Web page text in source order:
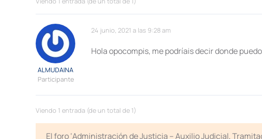
24 junio, 2021 a las 9:28 am
ALMUDAINA
Participante
Hola opocompis, me podríais decir donde
Viendo 1 entrada (de un total de 1)
El foro ‘Administración de Justicia – Auxilio Judicial,